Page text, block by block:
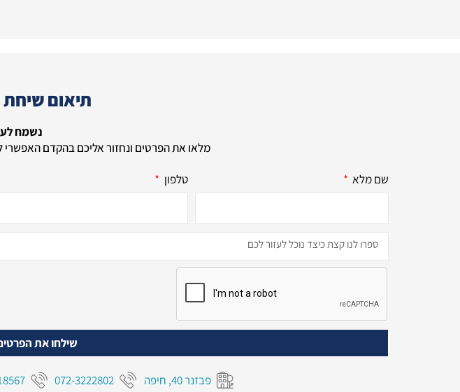
תיאום שיחת
נשמח
מלאו את הפרטים ונחזור אליכם בהקדם האפשרי
שם מלא טלפון
שילחו את
פבזנר 40, חיפה 072-3222802